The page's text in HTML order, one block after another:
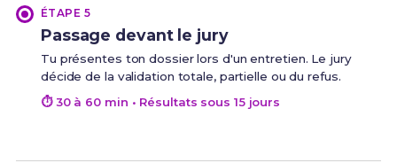
ÉTAPE 5
Passage devant le jury
Tu présentes ton dossier lors d'un entretien. Le jury
décide de la validation totale, partielle ou du refus.
⏱ 30 à 60 min • Résultats sous 15 jours